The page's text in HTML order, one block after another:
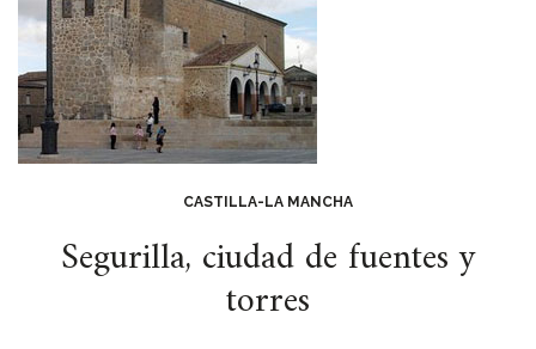
CASTILLA-LA MANCHA
Segurilla, ciudad de fuentes y
torres